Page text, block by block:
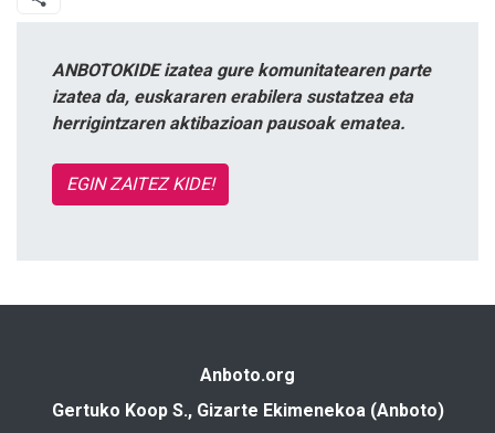
ANBOTOKIDE izatea gure komunitatearen parte
izatea da, euskararen erabilera sustatzea eta
herrigintzaren aktibazioan pausoak ematea.
EGIN ZAITEZ KIDE!
Anboto.org
Gertuko Koop S., Gizarte Ekimenekoa (Anboto)